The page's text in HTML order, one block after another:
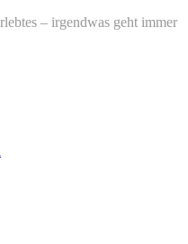
– irgendwas geht immer